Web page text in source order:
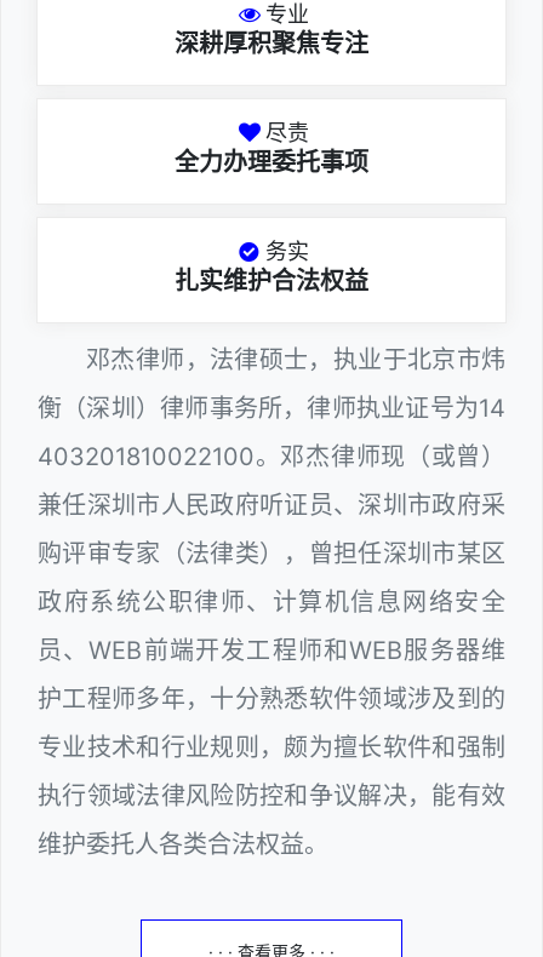
专业
深耕厚积聚焦专注
尽责
全力办理委托事项
务实
扎实维护合法权益
邓杰律师，法律硕士，执业于北京市炜
衡（深圳）律师事务所，律师执业证号为14
403201810022100。邓杰律师现（或曾）
兼任深圳市人民政府听证员、深圳市政府采
购评审专家（法律类），曾担任深圳市某区
政府系统公职律师、计算机信息网络安全
员、WEB前端开发工程师和WEB服务器维
护工程师多年，十分熟悉软件领域涉及到的
专业技术和行业规则，颇为擅长软件和强制
执行领域法律风险防控和争议解决，能有效
维护委托人各类合法权益。
· · · 查看更多 · · ·